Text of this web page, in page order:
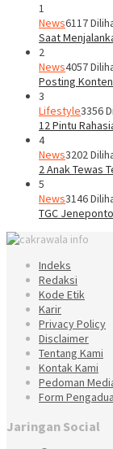
1
News6117
Saat
2
News4057
Posting
3
Lifestyle3356
12 Pintu
4
News3202
2 Anak Tewas
5
News3146
TGC
Indeks
Redaksi
Kode Etik
Karir
Privacy Policy
Disclaimer
Tentang Kami
Kontak Kami
Pedoman
Form
Jaringan Social